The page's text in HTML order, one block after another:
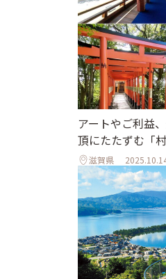
アートやご利益
頂にたたずむ「
滋賀県